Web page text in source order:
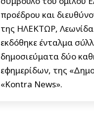
προέδρου και
της ΗΛΕΚΤΩΡ,
εκδόθηκε ένταλμα
δημοσιεύματα δύο
εφημερίδων, της
«Kontra News».